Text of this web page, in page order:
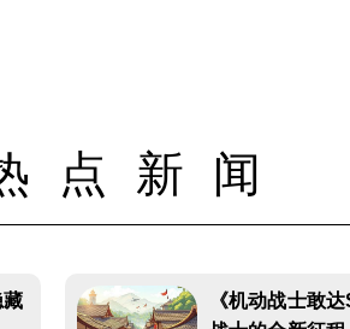
点新闻
藏
《机动战士敢